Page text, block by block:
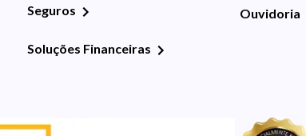
Seguros
Soluções Financeiras
Ouvidoria